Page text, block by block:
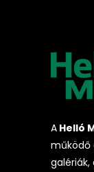
A Helló
működő
galériák,